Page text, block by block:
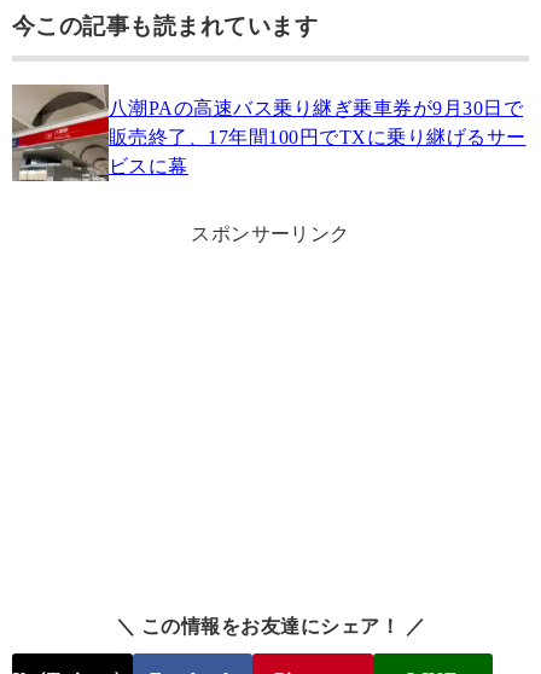
今この記事も読まれています
八潮PAの高速バス乗り継ぎ乗車券が9月30日で
販売終了、17年間100円でTXに乗り継げるサー
ビスに幕
スポンサーリンク
＼ この情報をお友達にシェア！ ／